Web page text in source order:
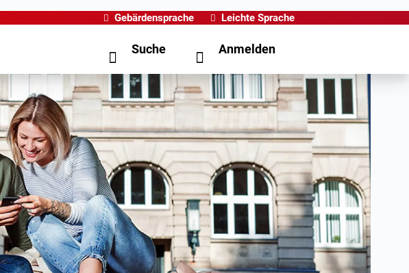
Gebärdensprache Leichte Sprache
Suche Anmelden